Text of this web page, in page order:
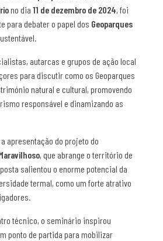
no dia 11 de dezembro de 2024, foi
para debater o papel dos Geoparques
autarcas e grupos de ação local
para discutir como os Geoparques
natural e cultural, promovendo
responsável e dinamizando as
apresentação do projeto do
, que abrange o território de
salientou o enorme potencial da
termal, como um forte atrativo
técnico, o seminário inspirou
ponto de partida para mobilizar